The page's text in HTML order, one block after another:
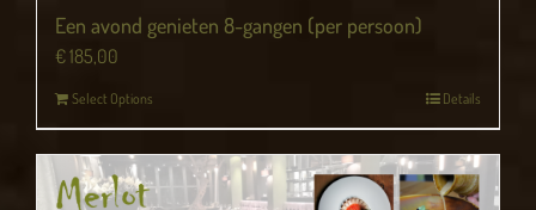
Een avond genieten 8-gangen (per persoon)
€185,00
Select Options Details